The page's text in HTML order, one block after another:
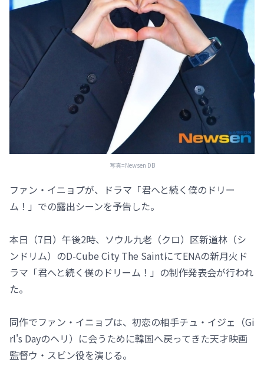
写真=Newsen DB
ファン・イニョプが、ドラマ「君へと続く僕のドリー
ム！」での露出シーンを予告した。
本日（7日）午後2時、ソウル九老（クロ）区新道林（シ
ンドリム）のD-Cube City The SaintにてENAの新月火ド
ラマ「君へと続く僕のドリーム！」の制作発表会が行われ
た。
同作でファン・イニョプは、初恋の相手チュ・イジェ（Gi
rl's Dayのヘリ）に会うために韓国へ戻ってきた天才映画
監督ウ・スビン役を演じる。